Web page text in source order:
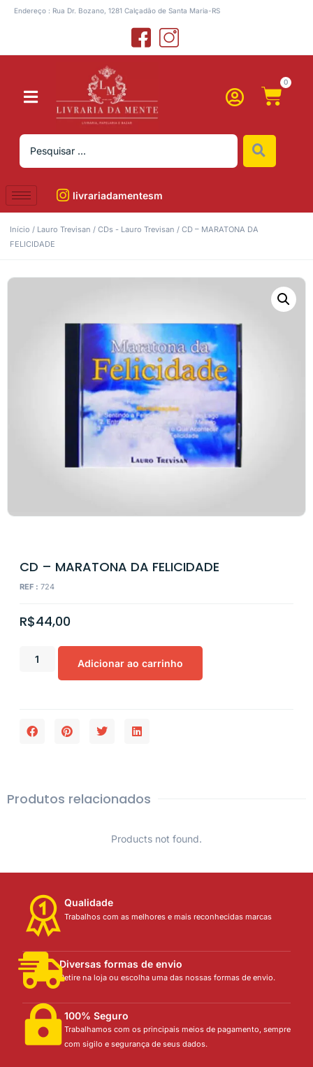
Endereço : Rua Dr. Bozano, 1281 Calçadão de Santa Maria-RS
0
livrariadamentesm
Início / Lauro Trevisan / CDs - Lauro Trevisan / CD – MARATONA DA
FELICIDADE
CD – MARATONA DA FELICIDADE
REF : 724
R$44,00
Adicionar ao carrinho
Produtos relacionados
Products not found.
Qualidade
Trabalhos com as melhores e mais reconhecidas marcas
Diversas formas de envio
Retire na loja ou escolha uma das nossas formas de envio.
100% Seguro
Trabalhamos com os principais meios de pagamento, sempre
com sigilo e segurança de seus dados.